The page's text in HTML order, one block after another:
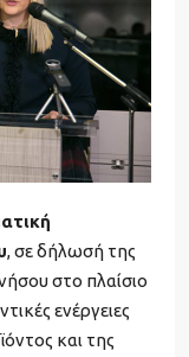
, σε δήλωσή της
στο πλαίσιο
ενέργειες
και της